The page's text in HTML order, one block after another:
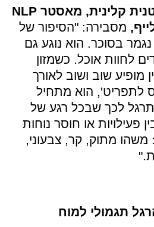
קלינית, מאסטר
מסבירה: "הסיפור של
בסוכר. הוא נוגע גם
לחוות אוכל. כשמזון
מופיע שוב ושוב לאורך
לתפריט', הוא מתחיל
לכך שבכל רגע של
או חוסר נוחות
מתוק, קר, צבעוני,
תגמולי למוח